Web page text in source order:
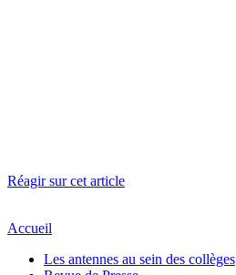
Réagir sur cet article
Accueil
Les antennes au sein des collèges